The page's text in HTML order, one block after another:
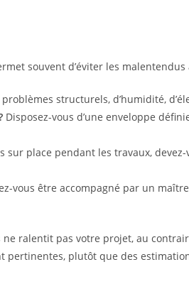
souvent d’éviter les
structurels, d’humidité,
Disposez-vous d’une enveloppe
sur place pendant les travaux,
vous être accompagné par un
ralentit pas votre projet, au
plutôt que des